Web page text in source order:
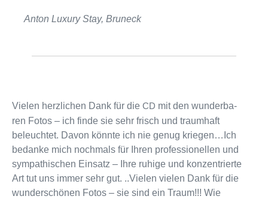
Anton Luxury Stay, Bruneck
Vielen herz­li­chen Dank für die CD mit den wun­der­ba­
ren Fotos – ich finde sie sehr frisch und traum­haft
beleuch­tet. Davon könnte ich nie genug kriegen…Ich
bedanke mich noch­mals für Ihren pro­fes­sio­nel­len und
sym­pa­thi­schen Einsatz – Ihre ruhige und kon­zen­trierte
Art tut uns immer sehr gut. ..Vielen vie­len Dank für die
wun­der­schö­nen Fotos – sie sind ein Traum!!! Wie